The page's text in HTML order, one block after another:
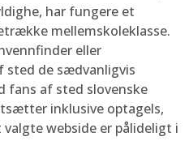
har fungere et
mellemskoleklasse.
eller
sted de sædvanligvis
fans af sted slovenske
inklusive optagels,
webside er pålideligt i